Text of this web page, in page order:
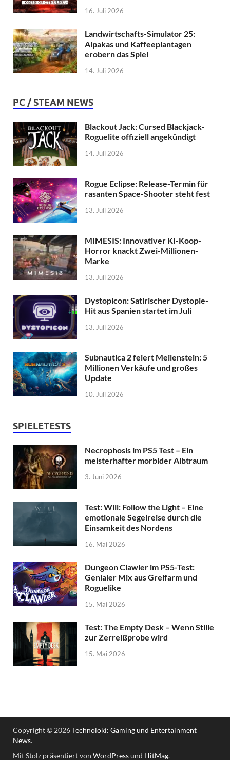
16. Juli 2026
Landwirtschafts-Simulator 25:
Alpakas und Kaffeeplantagen
erobern das Spiel
14. Juli 2026
PC / STEAM NEWS
Blackout Jack: Cursed Blackjack-
Roguelite offiziell angekündigt
14. Juli 2026
Rogue Eclipse: Release-Termin für
rasanten Space-Shooter steht fest
13. Juli 2026
MIMESIS: Innovativer KI-Koop-
Horror knackt Zwei-Millionen-
Marke
13. Juli 2026
Dystopicon: Satirischer Dystopie-
Hit aus Spanien startet im Juli
13. Juli 2026
Subnautica 2 feiert Meilenstein: 5
Millionen Verkäufe und großes
Update
10. Juli 2026
SPIELETESTS
Necrophosis im PS5 Test – Ein
meisterhafter morbider Albtraum
3. Juni 2026
Test: Will: Follow the Light – Eine
emotionale Segelreise durch die
Einsamkeit des Nordens
16. Mai 2026
Dungeon Clawler im PS5-Test:
Genialer Mix aus Greifarm und
Roguelike
15. Mai 2026
Test: The Empty Desk – Wenn Stille
zur Zerreißprobe wird
15. Mai 2026
Copyright © 2026Technoloki: Gaming und Entertainment
News.
Mit Stolz präsentiert von WordPressund HitMag.